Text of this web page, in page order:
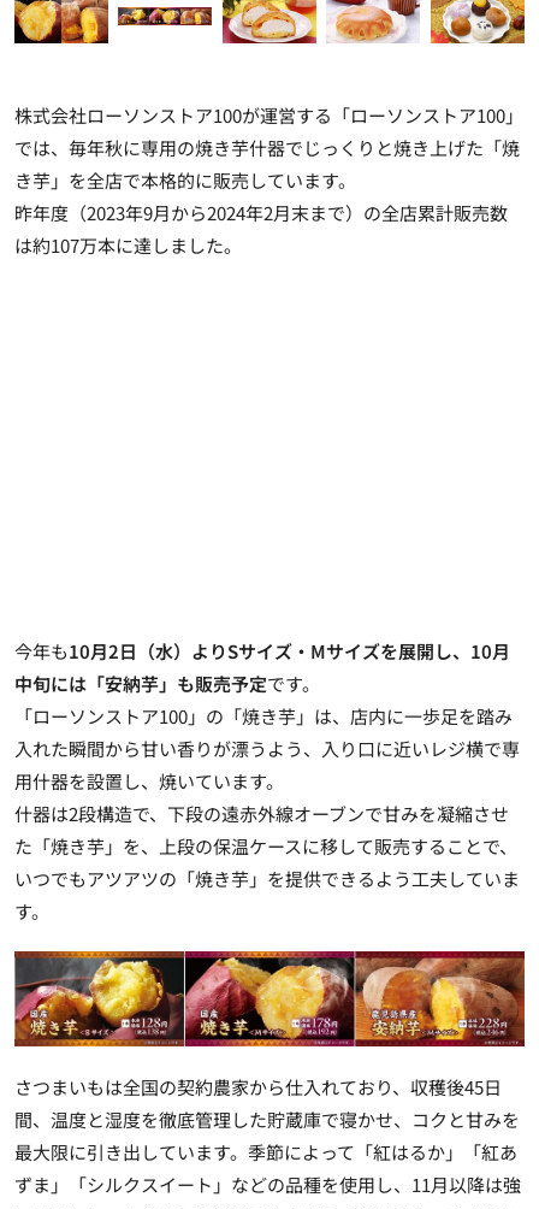
株式会社ローソンストア100が運営する「ローソンストア100」
では、毎年秋に専用の焼き芋什器でじっくりと焼き上げた「焼
き芋」を全店で本格的に販売しています。
昨年度（2023年9月から2024年2月末まで）の全店累計販売数
は約107万本に達しました。
今年も10月2日（水）よりSサイズ・Mサイズを展開し、10月
中旬には「安納芋」も販売予定です。
「ローソンストア100」の「焼き芋」は、店内に一歩足を踏み
入れた瞬間から甘い香りが漂うよう、入り口に近いレジ横で専
用什器を設置し、焼いています。
什器は2段構造で、下段の遠赤外線オーブンで甘みを凝縮させ
た「焼き芋」を、上段の保温ケースに移して販売することで、
いつでもアツアツの「焼き芋」を提供できるよう工夫していま
す。
さつまいもは全国の契約農家から仕入れており、収穫後45日
間、温度と湿度を徹底管理した貯蔵庫で寝かせ、コクと甘みを
最大限に引き出しています。季節によって「紅はるか」「紅あ
ずま」「シルクスイート」などの品種を使用し、11月以降は強